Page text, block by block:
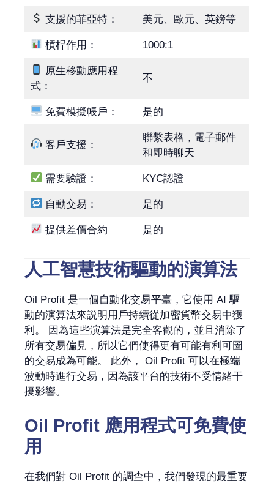
支援的菲亞特： 美元、歐元、英鎊等
槓桿作用： 1000:1
原生移動應用程
式：
不
免費模擬帳戶： 是的
客戶支援：
聯繫表格，電子郵件
和即時聊天
需要驗證： KYC認證
自動交易： 是的
提供差價合約 是的
人工智慧技術驅動的演算法
Oil Profit 是一個自動化交易平臺，它使用 AI 驅
動的演算法來説明用戶持續從加密貨幣交易中獲
利。 因為這些演算法是完全客觀的，並且消除了
所有交易偏見，所以它們使得更有可能有利可圖
的交易成為可能。 此外， Oil Profit 可以在極端
波動時進行交易，因為該平台的技術不受情緒干
擾影響。
Oil Profit 應用程式可免費使
用
在我們對 Oil Profit 的調查中，我們發現的最重要